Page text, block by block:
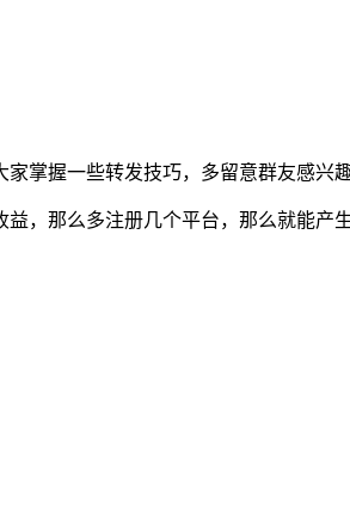
掌握一些转发技巧，多留意群友感兴
，那么多注册几个平台，那么就能产